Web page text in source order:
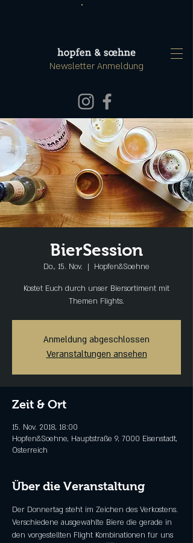
Newsletter Anmeldung
BierSession
Do., 15. Nov.
  |
Hopfen&Soehne
Kostet Euch durch unser Biersortiment mit
Themen Flights.
Anmeldung abgeschlossen
Veranstaltungen ansehen
Zeit & Ort
15. Nov. 2018, 18:00
Hopfen&Soehne, Hauptstraße 9, 7000 Eisenstadt,
Österreich
Über die Veranstaltung
Der Donnertag steht im Zeichen des Verkostens.
Verschiedene ausgewählte Biere die gerade in
den vorgestellten Flight Kombinationen für uns